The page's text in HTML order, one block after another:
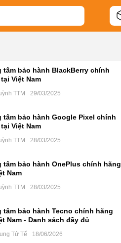
tâm bảo hành BlackBerry chính
Việt Nam
TTM 29/03/2025
tâm bảo hành Google Pixel chính
Việt Nam
TTM 28/03/2025
tâm bảo hành OnePlus chính hãng
Nam
TTM 28/03/2025
tâm bảo hành Tecno chính hãng
Nam - Danh sách đầy đủ
Tử Tế 18/06/2026